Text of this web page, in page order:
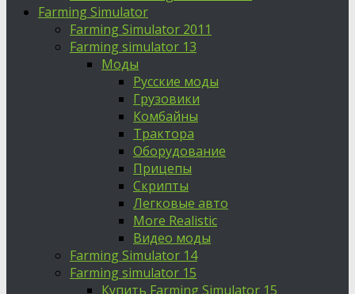
Farming Simulator
Farming Simulator 2011
Farming simulator 13
Моды
Русские моды
Грузовики
Комбайны
Трактора
Оборудование
Прицепы
Скрипты
Легковые авто
More Realistic
Видео моды
Farming Simulator 14
Farming simulator 15
Купить Farming Simulator 15